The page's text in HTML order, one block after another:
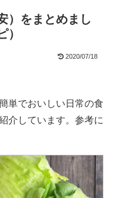
）をまとめまし
）
2020/07/18
単でおいしい日常の食
介しています。参考に